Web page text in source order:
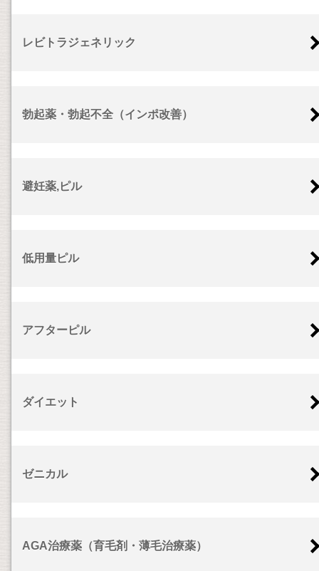
レビトラジェネリック
勃起薬・勃起不全（インポ改善）
避妊薬,ピル
低用量ピル
アフターピル
ダイエット
ゼニカル
AGA治療薬（育毛剤・薄毛治療薬）